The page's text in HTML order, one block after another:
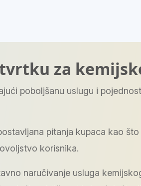
za
poboljšanu uslugu i
pitanja kupaca kao
korisnika.
naručivanje usluga